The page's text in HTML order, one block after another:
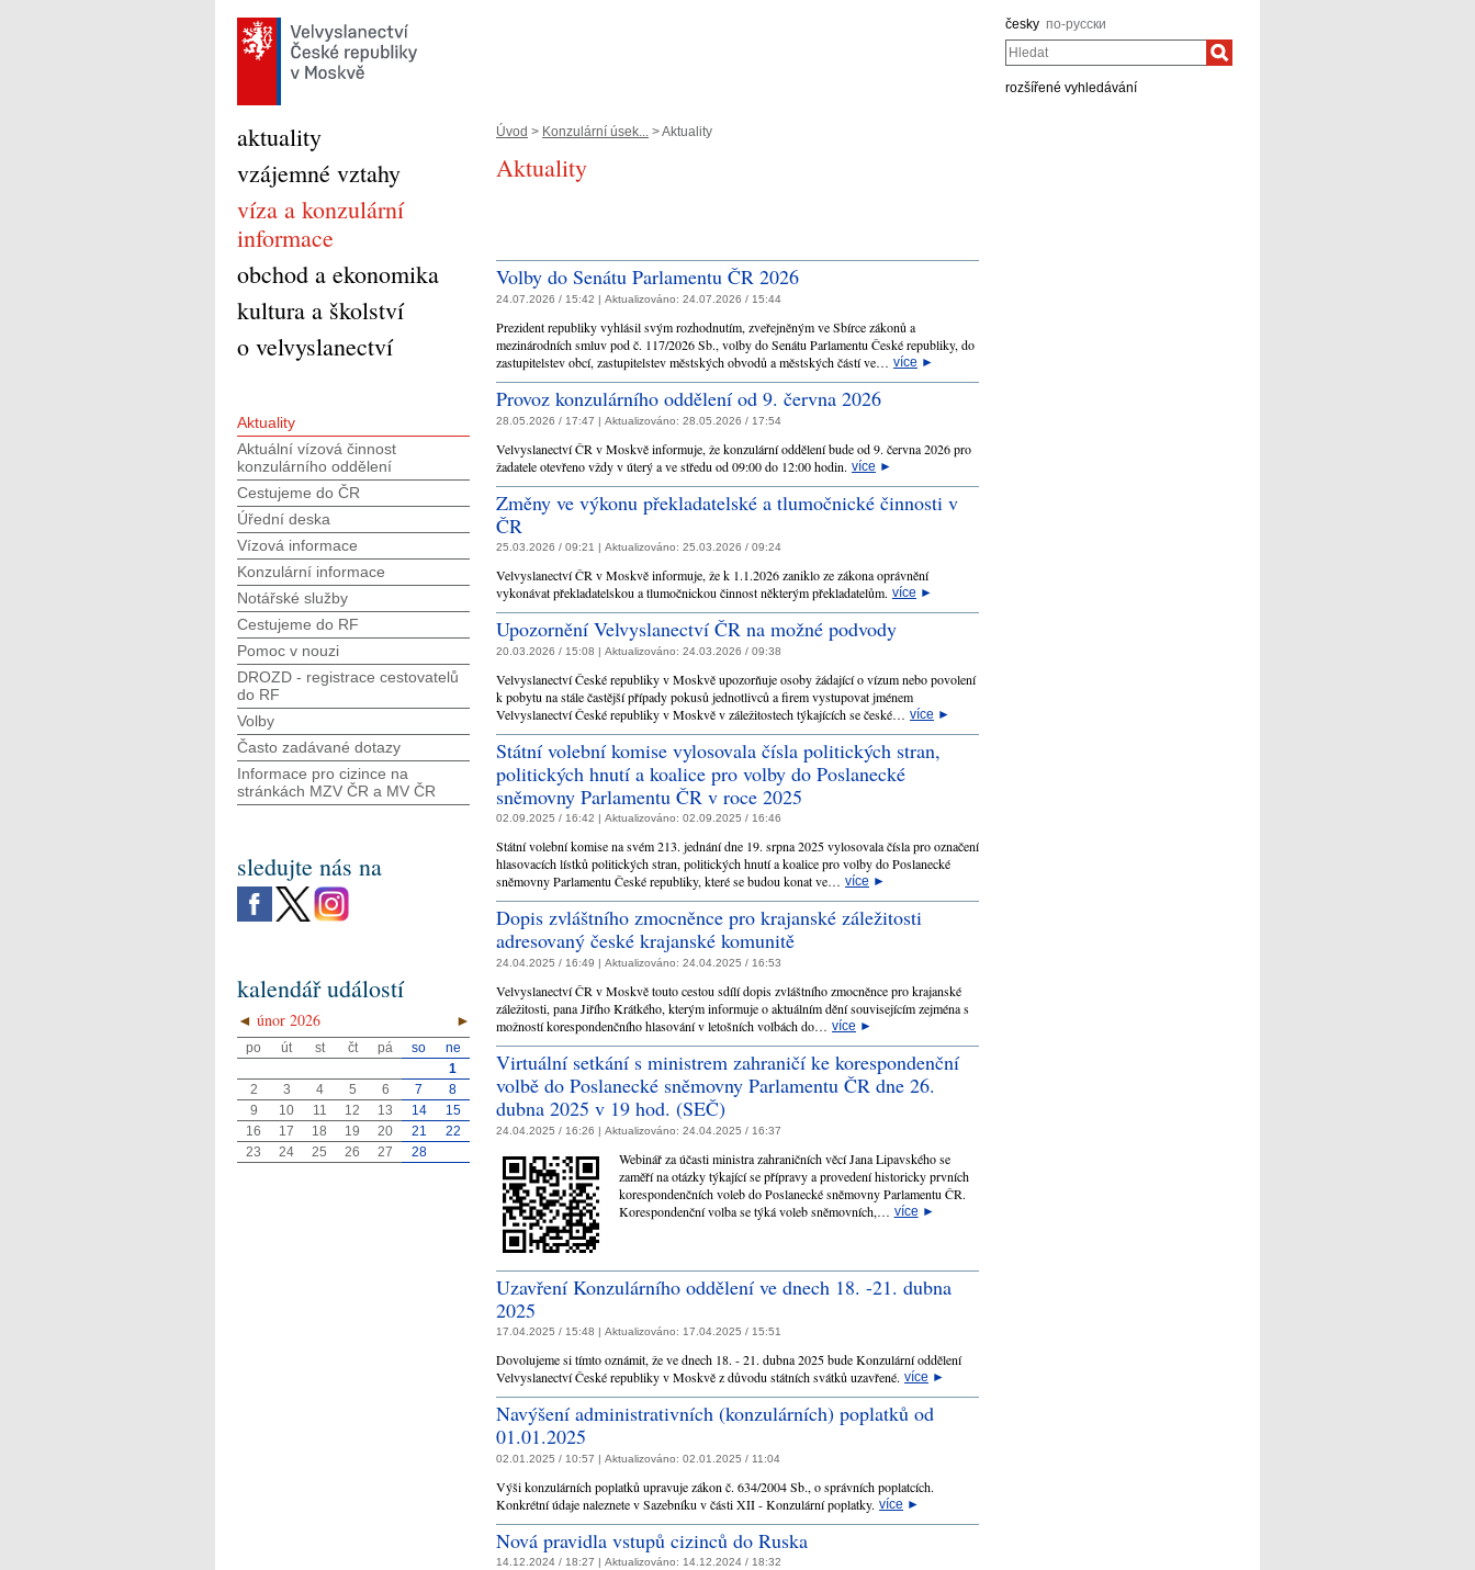
česky по-русски
Hledat
rozšířené vyhledávání
Úvod > Konzulární úsek... > Aktuality
Aktuality
Volby do Senátu Parlamentu ČR 2026
24.07.2026 / 15:42 | Aktualizováno: 24.07.2026 / 15:44
Prezident republiky vyhlásil svým rozhodnutím, zveřejněným ve Sbírce zákonů a
mezinárodních smluv pod č. 117/2026 Sb., volby do Senátu Parlamentu České republiky, do
zastupitelstev obcí, zastupitelstev městských obvodů a městských částí ve… více ►
Provoz konzulárního oddělení od 9. června 2026
28.05.2026 / 17:47 | Aktualizováno: 28.05.2026 / 17:54
Velvyslanectví ČR v Moskvě informuje, že konzulární oddělení bude od 9. června 2026 pro
žadatele otevřeno vždy v úterý a ve středu od 09:00 do 12:00 hodin. více ►
Změny ve výkonu překladatelské a tlumočnické činnosti v
ČR
25.03.2026 / 09:21 | Aktualizováno: 25.03.2026 / 09:24
Velvyslanectví ČR v Moskvě informuje, že k 1.1.2026 zaniklo ze zákona oprávnění
vykonávat překladatelskou a tlumočnickou činnost některým překladatelům. více ►
Upozornění Velvyslanectví ČR na možné podvody
20.03.2026 / 15:08 | Aktualizováno: 24.03.2026 / 09:38
Velvyslanectví České republiky v Moskvě upozorňuje osoby žádající o vízum nebo povolení
k pobytu na stále častější případy pokusů jednotlivců a firem vystupovat jménem
Velvyslanectví České republiky v Moskvě v záležitostech týkajících se české… více ►
Státní volební komise vylosovala čísla politických stran,
politických hnutí a koalice pro volby do Poslanecké
sněmovny Parlamentu ČR v roce 2025
02.09.2025 / 16:42 | Aktualizováno: 02.09.2025 / 16:46
Státní volební komise na svém 213. jednání dne 19. srpna 2025 vylosovala čísla pro označení
hlasovacích lístků politických stran, politických hnutí a koalice pro volby do Poslanecké
sněmovny Parlamentu České republiky, které se budou konat ve… více ►
Dopis zvláštního zmocněnce pro krajanské záležitosti
adresovaný české krajanské komunitě
24.04.2025 / 16:49 | Aktualizováno: 24.04.2025 / 16:53
Velvyslanectví ČR v Moskvě touto cestou sdílí dopis zvláštního zmocněnce pro krajanské
záležitosti, pana Jiřího Krátkého, kterým informuje o aktuálním dění souvisejícím zejména s
možností korespondenčního hlasování v letošních volbách do… více ►
Virtuální setkání s ministrem zahraničí ke korespondenční
volbě do Poslanecké sněmovny Parlamentu ČR dne 26.
dubna 2025 v 19 hod. (SEČ)
24.04.2025 / 16:26 | Aktualizováno: 24.04.2025 / 16:37
Webinář za účasti ministra zahraničních věcí Jana Lipavského se
zaměří na otázky týkající se přípravy a provedení historicky prvních
korespondenčních voleb do Poslanecké sněmovny Parlamentu ČR.
Korespondenční volba se týká voleb sněmovních,… více ►
Uzavření Konzulárního oddělení ve dnech 18. -21. dubna
2025
17.04.2025 / 15:48 | Aktualizováno: 17.04.2025 / 15:51
Dovolujeme si tímto oznámit, že ve dnech 18. - 21. dubna 2025 bude Konzulární oddělení
Velvyslanectví České republiky v Moskvě z důvodu státních svátků uzavřené. více ►
Navýšení administrativních (konzulárních) poplatků od
01.01.2025
02.01.2025 / 10:57 | Aktualizováno: 02.01.2025 / 11:04
Výši konzulárních poplatků upravuje zákon č. 634/2004 Sb., o správních poplatcích.
Konkrétní údaje naleznete v Sazebníku v části XII - Konzulární poplatky. více ►
Nová pravidla vstupů cizinců do Ruska
14.12.2024 / 18:27 | Aktualizováno: 14.12.2024 / 18:32
aktuality
vzájemné vztahy
víza a konzulární
informace
obchod a ekonomika
kultura a školství
o velvyslanectví
Aktuality
Aktuální vízová činnost
konzulárního oddělení
Cestujeme do ČR
Úřední deska
Vízová informace
Konzulární informace
Notářské služby
Cestujeme do RF
Pomoc v nouzi
DROZD - registrace cestovatelů
do RF
Volby
Často zadávané dotazy
Informace pro cizince na
stránkách MZV ČR а MV ČR
sledujte nás na
kalendář událostí
◄ ►
únor 2026
po út st čt pá so
ne
1
2
3 4 5 6 7
8
9
10 11 12 13 14
15
16
17 18 19 20 21
22
23
24 25 26 27 28